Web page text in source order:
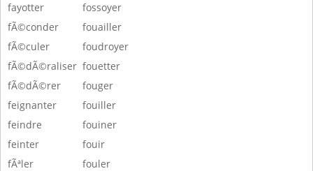
fayotter
fÃ©conder
fÃ©culer
fÃ©dÃ©raliser
fÃ©dÃ©rer
feignanter
feindre
feinter
fÃªler
fossoyer
fouailler
foudroyer
fouetter
fouger
fouiller
fouiner
fouir
fouler